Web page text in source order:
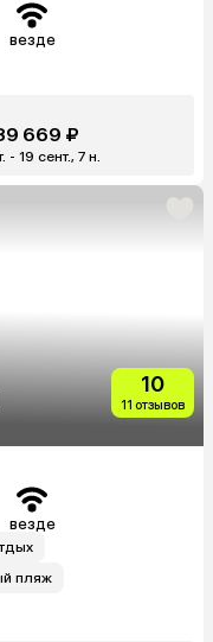
везде
669 ₽
- 19 сент., 7 н.
10
11 отзывов
везде
пляж